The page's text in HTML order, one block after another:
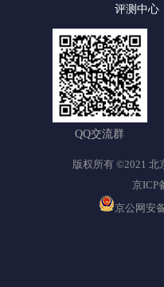
评测中心
QQ交流群
版权所有 ©2021 北
京ICP
京公网安